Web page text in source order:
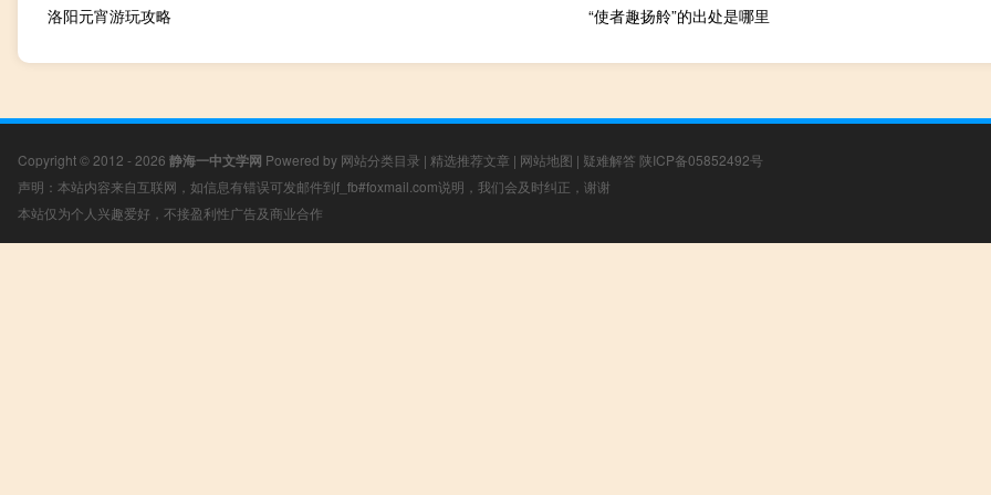
洛阳元宵游玩攻略 “使者趣扬舲”的出处是哪里
Copyright © 2012 - 2026 静海一中文学网 Powered by 网站分类目录 | 精选推荐文章 | 网站地图 | 疑难解答 陕ICP备05852492号
声明：本站内容来自互联网，如信息有错误可发邮件到f_fb#foxmail.com说明，我们会及时纠正，谢谢
本站仅为个人兴趣爱好，不接盈利性广告及商业合作